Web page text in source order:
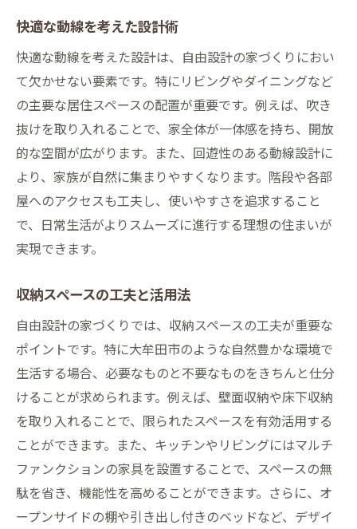
快適な動線を考えた設計術
快適な動線を考えた設計は、自由設計の家づくりにおい
て欠かせない要素です。特にリビングやダイニングなど
の主要な居住スペースの配置が重要です。例えば、吹き
抜けを取り入れることで、家全体が一体感を持ち、開放
的な空間が広がります。また、回遊性のある動線設計に
より、家族が自然に集まりやすくなります。階段や各部
屋へのアクセスも工夫し、使いやすさを追求すること
で、日常生活がよりスムーズに進行する理想の住まいが
実現できます。
収納スペースの工夫と活用法
自由設計の家づくりでは、収納スペースの工夫が重要な
ポイントです。特に大牟田市のような自然豊かな環境で
生活する場合、必要なものと不要なものをきちんと仕分
けることが求められます。例えば、壁面収納や床下収納
を取り入れることで、限られたスペースを有効活用する
ことができます。また、キッチンやリビングにはマルチ
ファンクションの家具を設置することで、スペースの無
駄を省き、機能性を高めることができます。さらに、オ
ープンサイドの棚や引き出し付きのベッドなど、デザイ